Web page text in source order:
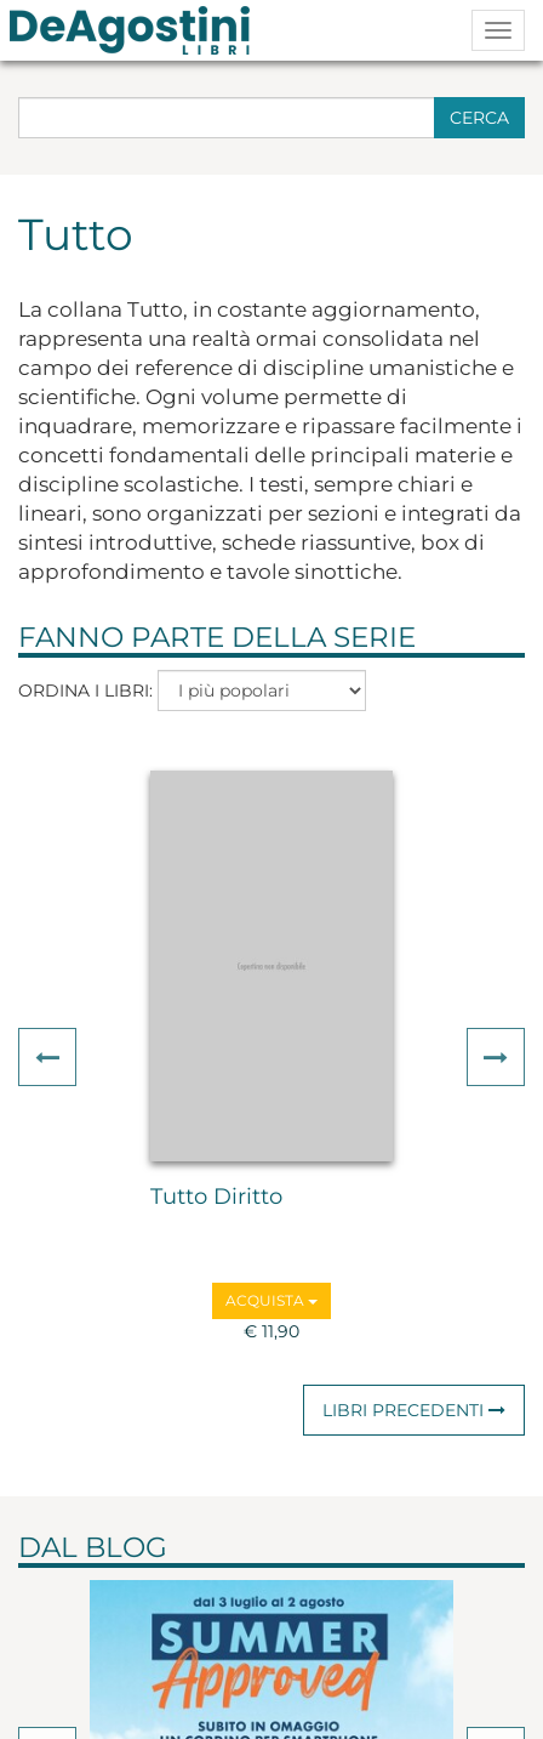
CERCA
Tutto
La collana Tutto, in costante aggiornamento,
rappresenta una realtà ormai consolidata nel
campo dei reference di discipline umanistiche e
scientifiche. Ogni volume permette di
inquadrare, memorizzare e ripassare facilmente i
concetti fondamentali delle principali materie e
discipline scolastiche. I testi, sempre chiari e
lineari, sono organizzati per sezioni e integrati da
sintesi introduttive, schede riassuntive, box di
approfondimento e tavole sinottiche.
FANNO PARTE DELLA SERIE
ORDINA I LIBRI:
Tutto Diritto
ACQUISTA
€ 11,90
Previous
LIBRI PRECEDENTI
DAL BLOG